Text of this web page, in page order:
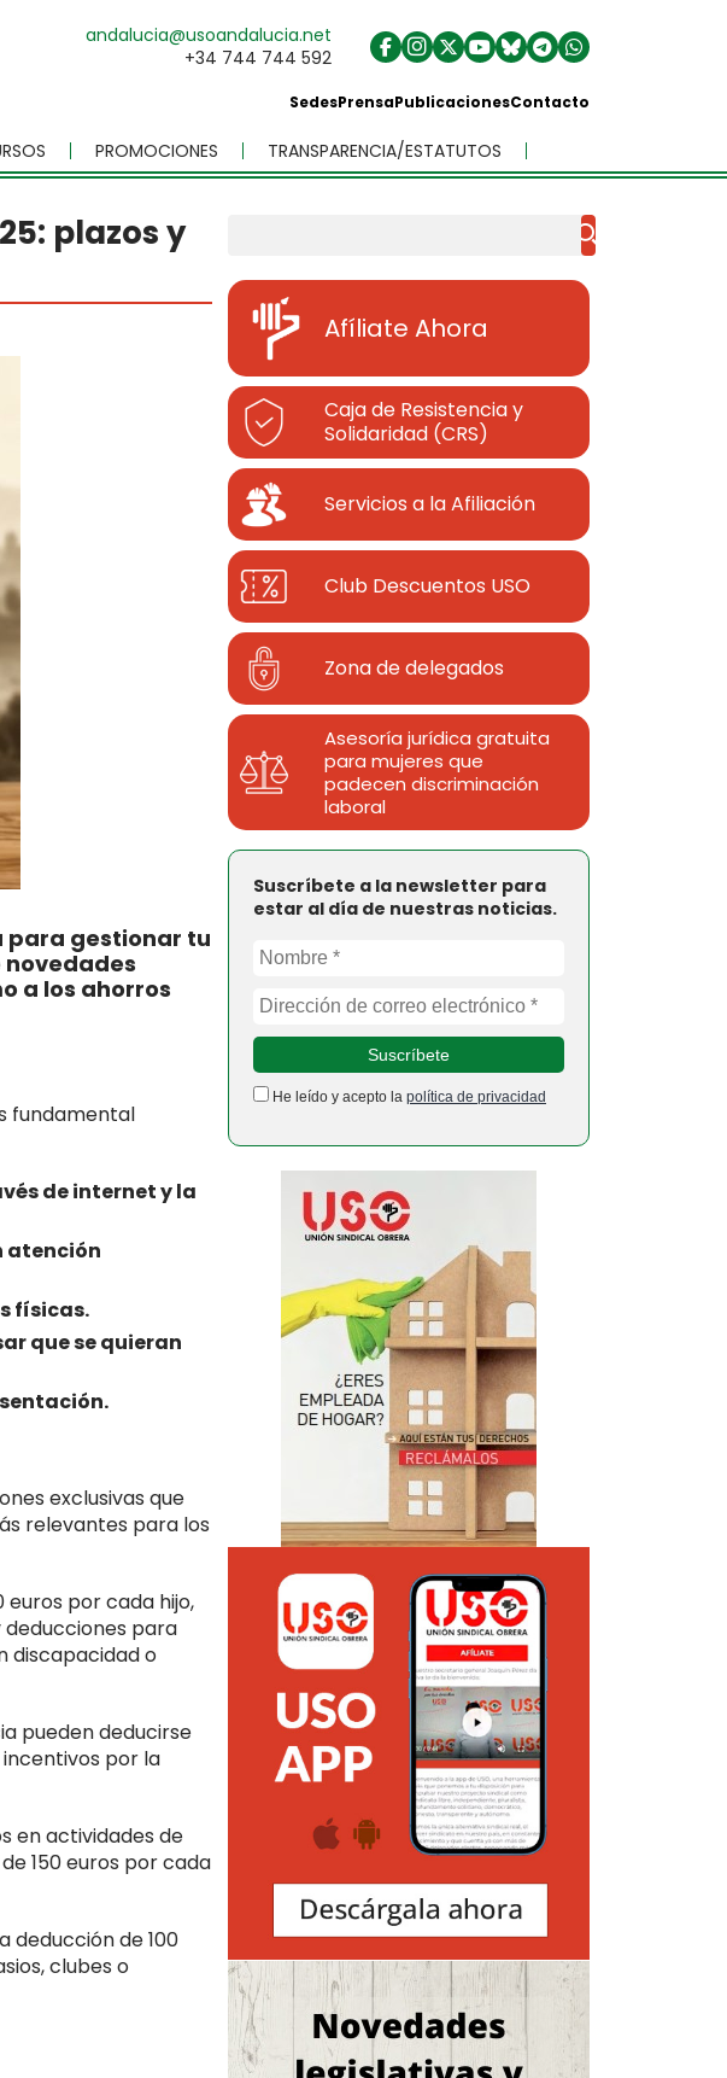
andalucia@usoandalucia.net
+34 744 744 592
SedesPrensaPublicacionesContacto
PROMOCIONES TRANSPARENCIA/ESTATUTOS
plazos y
para gestionar tu
a los ahorros
fundamental
de internet y la
atención
físicas.
que se quieran
exclusivas que
relevantes para los
por cada hijo,
deducciones para
discapacidad o
pueden deducirse
por la
en actividades de
150 euros por cada
deducción de 100
clubes o
Afíliate Ahora
Caja de Resistencia y
Solidaridad (CRS)
Servicios a la Afiliación
Club Descuentos USO
Zona de delegados
Asesoría jurídica gratuita
para mujeres que
padecen discriminación
laboral
Suscríbete a la newsletter para
estar al día de nuestras noticias.
He leído y acepto la política de privacidad